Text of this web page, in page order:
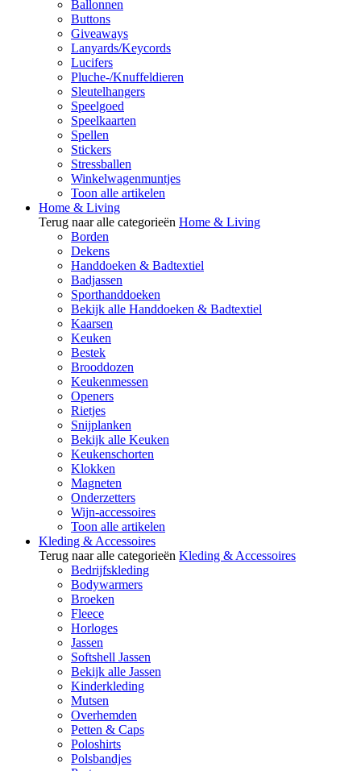
Ballonnen
Buttons
Giveaways
Lanyards/Keycords
Lucifers
Pluche-/Knuffeldieren
Sleutelhangers
Speelgoed
Speelkaarten
Spellen
Stickers
Stressballen
Winkelwagenmuntjes
Toon alle artikelen
Home & Living
Terug naar alle categorieën Home & Living
Borden
Dekens
Handdoeken & Badtextiel
Badjassen
Sporthanddoeken
Bekijk alle Handdoeken & Badtextiel
Kaarsen
Keuken
Bestek
Brooddozen
Keukenmessen
Openers
Rietjes
Snijplanken
Bekijk alle Keuken
Keukenschorten
Klokken
Magneten
Onderzetters
Wijn-accessoires
Toon alle artikelen
Kleding & Accessoires
Terug naar alle categorieën Kleding & Accessoires
Bedrijfskleding
Bodywarmers
Broeken
Fleece
Horloges
Jassen
Softshell Jassen
Bekijk alle Jassen
Kinderkleding
Mutsen
Overhemden
Petten & Caps
Poloshirts
Polsbandjes